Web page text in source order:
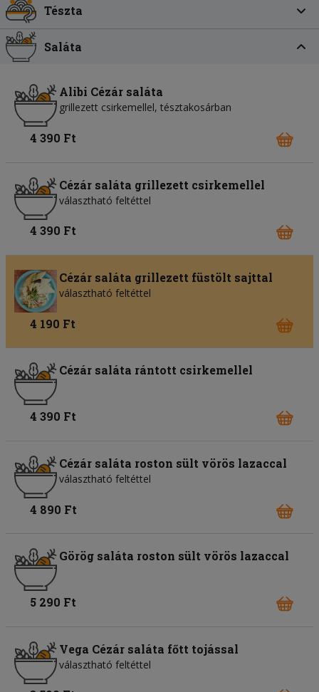
Tészta
Saláta
Alibi Cézár saláta
grillezett csirkemellel, tésztakosárban
4 390 Ft
Cézár saláta grillezett csirkemellel
választható feltéttel
4 390 Ft
Cézár saláta grillezett füstölt sajttal
választható feltéttel
4 190 Ft
Cézár saláta rántott csirkemellel
4 390 Ft
Cézár saláta roston sült vörös lazaccal
választható feltéttel
4 890 Ft
Görög saláta roston sült vörös lazaccal
5 290 Ft
Vega Cézár saláta főtt tojással
választható feltéttel